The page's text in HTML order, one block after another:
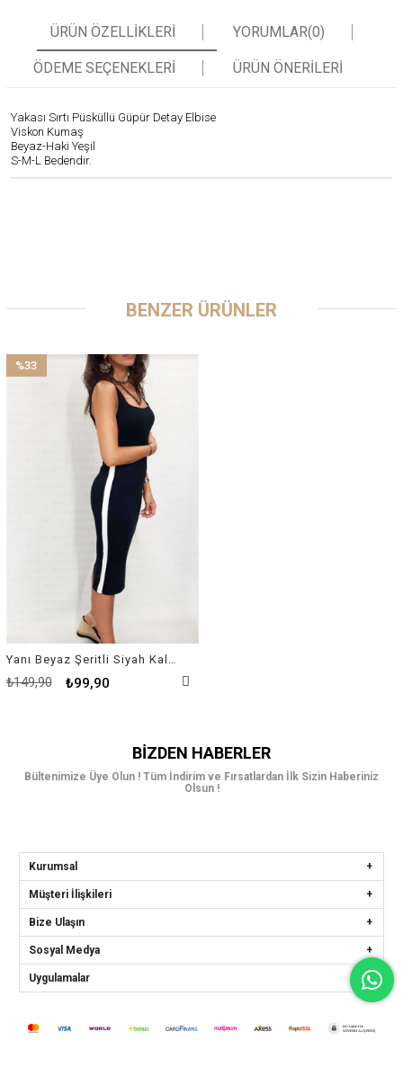
ÜRÜN ÖZELLIKLERI YORUMLAR(0)
ÖDEME SEÇENEKLERI ÜRÜN ÖNERILERI
Yakası Sırtı Püsküllü Güpür Detay Elbise
Viskon Kumaş
Beyaz-Haki Yeşil
S-M-L Bedendir.
BENZER ÜRÜNLER
₺99,90
₺149,90
%33
BIZDEN HABERLER
Bültenimize Üye Olun ! Tüm İndirim ve Fırsatlardan İlk Sizin Haberiniz
Olsun !
Kurumsal
Müşteri İlişkileri
Bize Ulaşın
Sosyal Medya
Uygulamalar